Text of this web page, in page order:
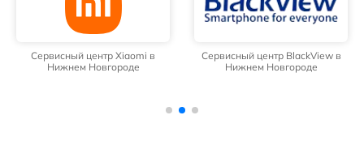
Сервисный центр Xiaomi в
Нижнем Новгороде
Сервисный центр BlackView в
Нижнем Новгороде